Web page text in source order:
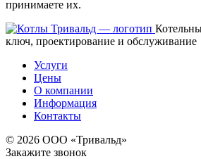
принимаете их.
ключ, проектирование и обслуживание
Услуги
Цены
О компании
Информация
Контакты
© 2026 ООО «Тривальд»
Закажите звонок